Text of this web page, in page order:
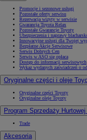
Promocje i sezonowe usługi
Pozostałe oferty serwisu
Rezerwacja wizyty w serwisie
Gwarancja Toyota Relax
Pozostałe Gwarancje Toyoty
Ubezpieczenia i naprawy
Innowacyjne usługi dla Twojej
Bezpłatne Akcje Serwisowe
Serwis Dobrych Cen
Serwis w ASO się opłaca
Dostęp do informacji serwisowych
Wykaz wydanych zaświadczeń o
Oryginalne części i oleje
Oryginalne części Toyoty
Oryginalne oleje Toyoty
Program Sprzedaży Hurtowej
Trade
Akcesoria